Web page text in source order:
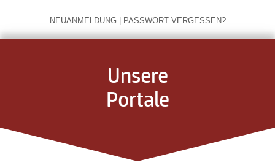
NEUANMELDUNG | PASSWORT VERGESSEN?
Unsere
Portale